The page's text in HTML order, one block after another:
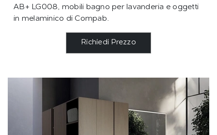
AB+ LG008, mobili bagno per lavanderia e oggetti
in melaminico di Compab.
Richiedi Prezzo